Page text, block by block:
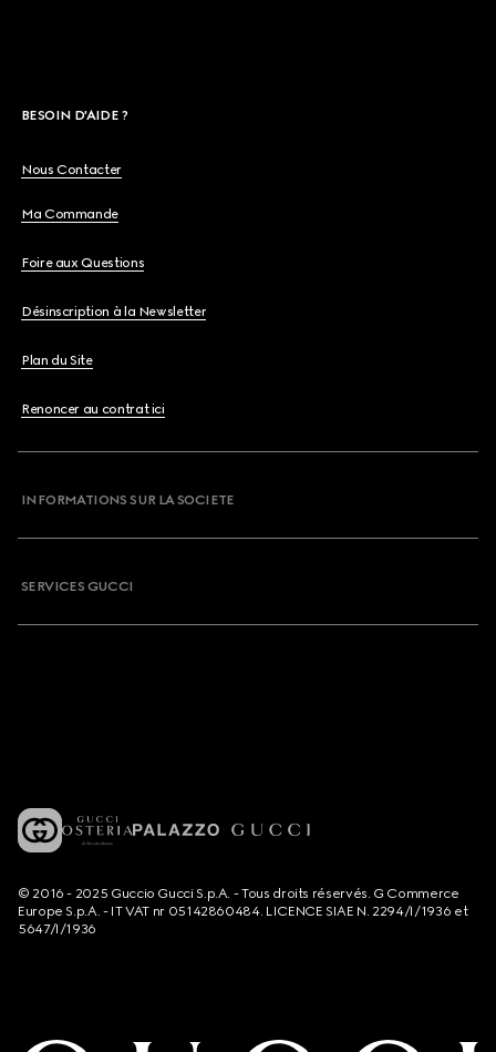
BESOIN D'AIDE ?
Nous Contacter
Ma Commande
Foire aux Questions
Désinscription à la Newsletter
Plan du Site
Renoncer au contrat ici
INFORMATIONS SUR LA SOCIETE
SERVICES GUCCI
© 2016 - 2025 Guccio Gucci S.p.A. - Tous droits réservés. G Commerce
Europe S.p.A. - IT VAT nr 05142860484. LICENCE SIAE N. 2294/I/1936 et
5647/I/1936